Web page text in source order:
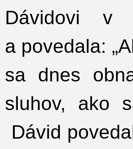
Dávidovi v
a povedala:
sa dnes
sluhov, ako
Dávid